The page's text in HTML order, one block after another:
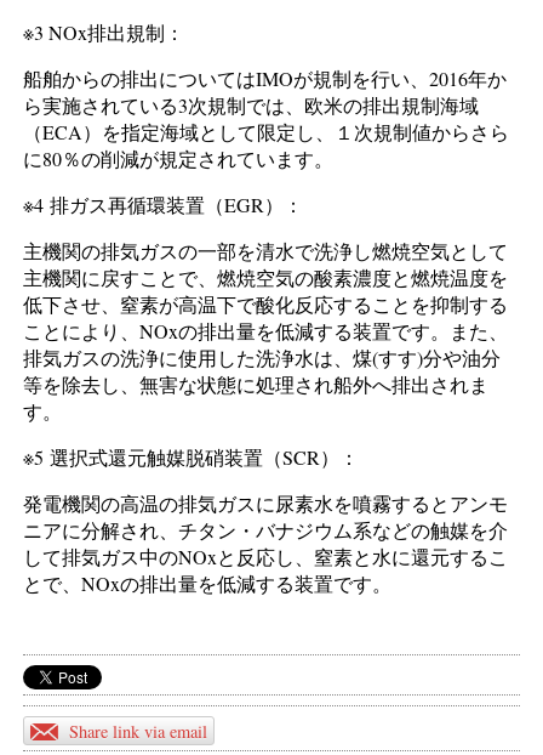
※3 NOx排出規制：
船舶からの排出についてはIMOが規制を行い、2016年か
ら実施されている3次規制では、欧米の排出規制海域
（ECA）を指定海域として限定し、１次規制値からさら
に80％の削減が規定されています。
※4 排ガス再循環装置（EGR）：
主機関の排気ガスの一部を清水で洗浄し燃焼空気として
主機関に戻すことで、燃焼空気の酸素濃度と燃焼温度を
低下させ、窒素が高温下で酸化反応することを抑制する
ことにより、NOxの排出量を低減する装置です。また、
排気ガスの洗浄に使用した洗浄水は、煤(すす)分や油分
等を除去し、無害な状態に処理され船外へ排出されま
す。
※5 選択式還元触媒脱硝装置（SCR）：
発電機関の高温の排気ガスに尿素水を噴霧するとアンモ
ニアに分解され、チタン・バナジウム系などの触媒を介
して排気ガス中のNOxと反応し、窒素と水に還元するこ
とで、NOxの排出量を低減する装置です。
Share link via email